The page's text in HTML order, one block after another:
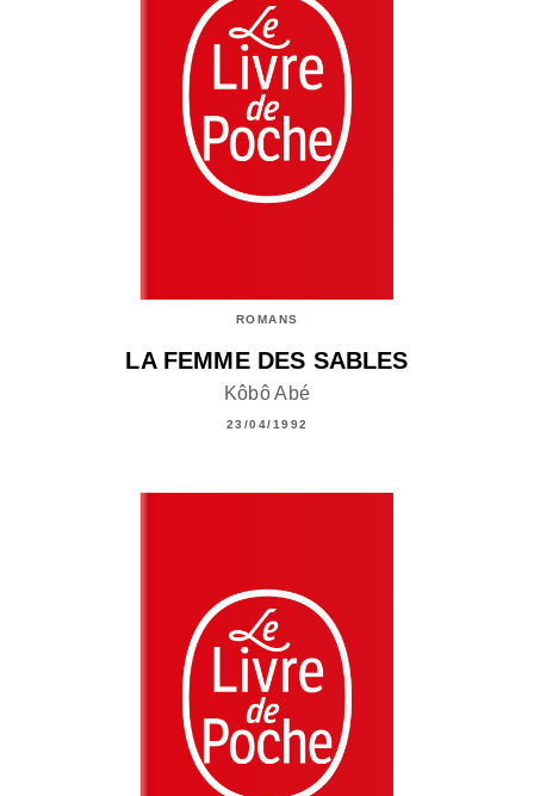
ROMANS
LA FEMME DES SABLES
Kôbô Abé
23/04/1992